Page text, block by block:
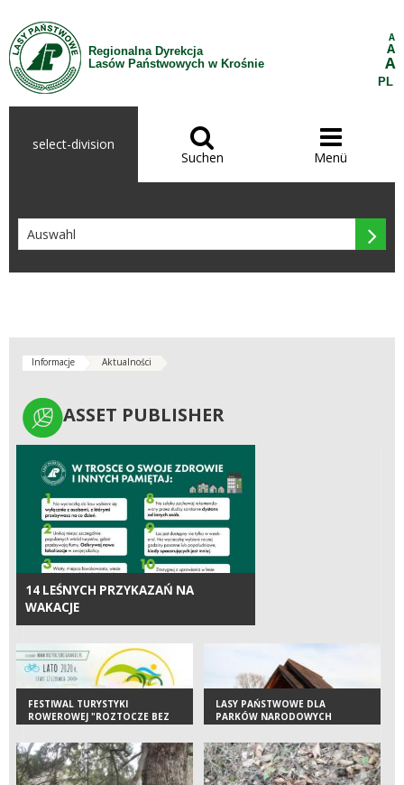
Zum Inhalt wechseln
Regionalna Dyrekcja
Lasów Państwowych w Krośnie
A
A
A
PL
select-division 
Suchen

Menü

Informacje Aktualności
ASSET PUBLISHER
ASSET PUBLISHER
14 LEŚNYCH PRZYKAZAŃ NA
WAKACJE
FESTIWAL TURYSTYKI
ROWEROWEJ "ROZTOCZE BEZ
GRANIC"
LASY PAŃSTWOWE DLA
PARKÓW NARODOWYCH